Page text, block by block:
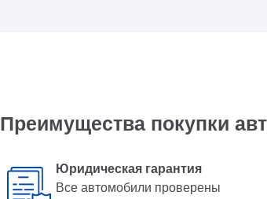
Преимущества покупки
Юридическая гарантия
Все автомобили проверены